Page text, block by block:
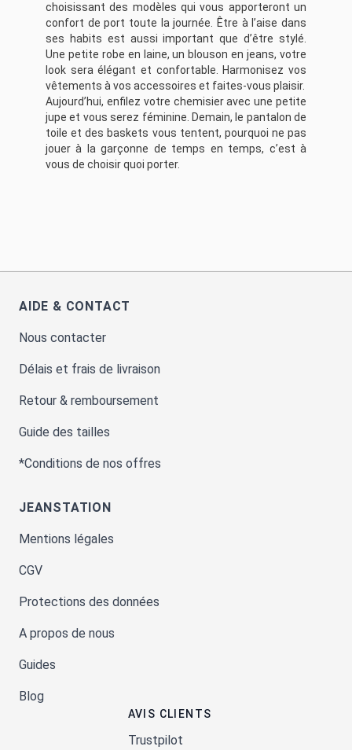
choisissant des modèles qui vous apporteront un
confort de port toute la journée. Être à l’aise dans
ses habits est aussi important que d’être stylé.
Une petite robe en laine, un blouson en jeans, votre
look sera élégant et confortable. Harmonisez vos
vêtements à vos accessoires et faites-vous plaisir.
Aujourd’hui, enfilez votre chemisier avec une petite
jupe et vous serez féminine. Demain, le pantalon de
toile et des baskets vous tentent, pourquoi ne pas
jouer à la garçonne de temps en temps, c’est à
vous de choisir quoi porter.
AIDE & CONTACT
Nous contacter
Délais et frais de livraison
Retour & remboursement
Guide des tailles
*Conditions de nos offres
JEANSTATION
Mentions légales
CGV
Protections des données
A propos de nous
Guides
Blog
AVIS CLIENTS
Trustpilot